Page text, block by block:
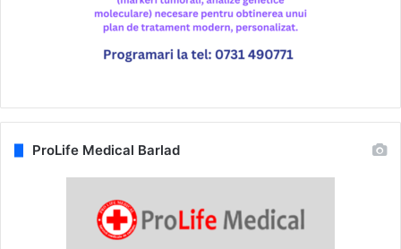
ProLife Medical Barlad